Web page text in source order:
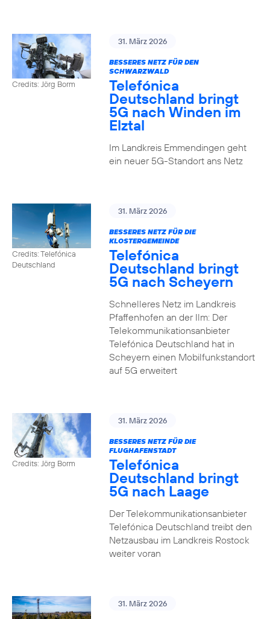
Credits: Jörg Borm
31. März 2026
BESSERES NETZ FÜR DEN
SCHWARZWALD
Telefónica
Deutschland bringt
5G nach Winden im
Elztal
Im Landkreis Emmendingen geht
ein neuer 5G-Standort ans Netz
Credits: Telefónica
Deutschland
31. März 2026
BESSERES NETZ FÜR DIE
KLOSTERGEMEINDE
Telefónica
Deutschland bringt
5G nach Scheyern
Schnelleres Netz im Landkreis
Pfaffenhofen an der Ilm: Der
Telekommunikationsanbieter
Telefónica Deutschland hat in
Scheyern einen Mobilfunkstandort
auf 5G erweitert
Credits: Jörg Borm
31. März 2026
BESSERES NETZ FÜR DIE
FLUGHAFENSTADT
Telefónica
Deutschland bringt
5G nach Laage
Der Telekommunikationsanbieter
Telefónica Deutschland treibt den
Netzausbau im Landkreis Rostock
weiter voran
31. März 2026